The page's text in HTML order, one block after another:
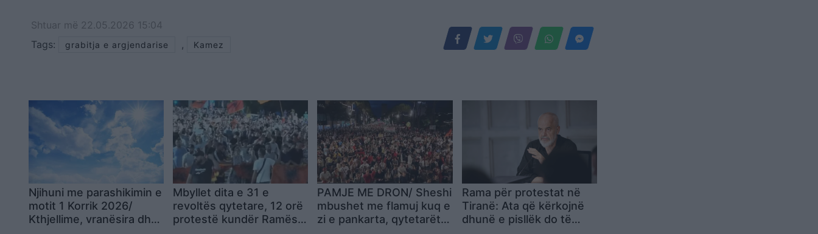
Shtuar më 22.05.2026 15:04
Tags:
grabitja e argjendarise , Kamez
Njihuni me parashikimin e
motit 1 Korrik 2026/
Kthjellime, vranësira dhe
Mbyllet dita e 31 e
revoltës qytetare, 12 orë
protestë kundër Ramës
PAMJE ME DRON/ Sheshi
mbushet me flamuj kuq e
zi e pankarta, qytetarët
Rama për protestat në
Tiranë: Ata që kërkojnë
dhunë e pisllëk do të